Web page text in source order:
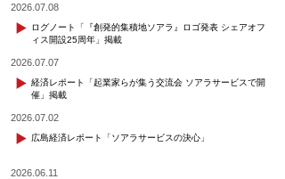
2026.07.08
ログノート「『創発的集積地ソアラ』ロゴ発表 シェアオフ
ィス開設25周年」掲載
2026.07.07
経済レポート「起業家らが集う交流会 ソアラサービスで開
催」掲載
2026.07.02
広島経済レポート「ソアラサービスの決心」
2026.06.11